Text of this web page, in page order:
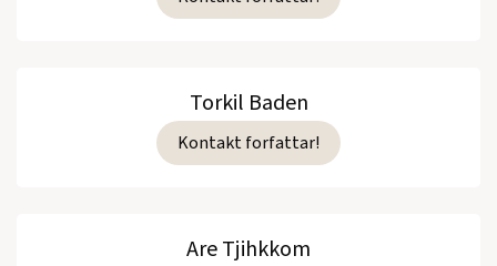
Torkil Baden
Kontakt forfattar!
Are Tjihkkom